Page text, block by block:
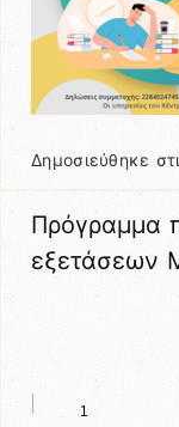
Δημοσιεύθηκε
Πρόγραμμα
εξετάσεων